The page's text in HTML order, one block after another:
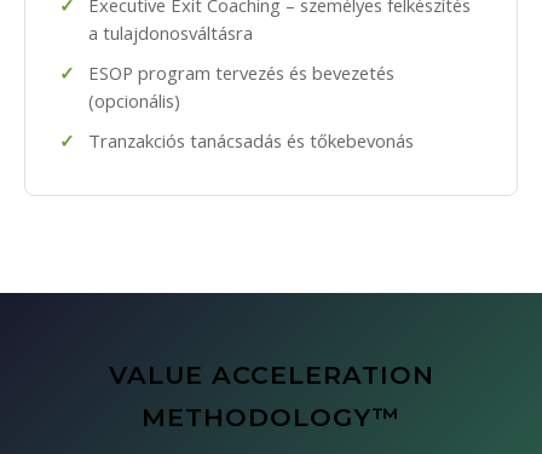
Executive Exit Coaching – személyes felkészítés
a tulajdonosváltásra
ESOP program tervezés és bevezetés
(opcionális)
Tranzakciós tanácsadás és tőkebevonás
VALUE ACCELERATION
METHODOLOGY™